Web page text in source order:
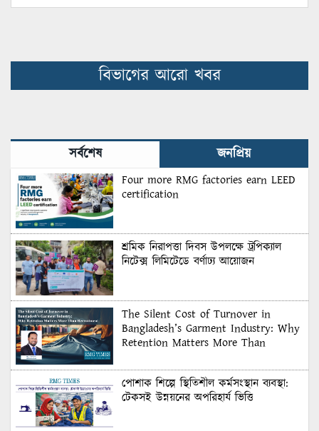
বিভাগের আরো খবর
সর্বশেষ জনপ্রিয়
Four more RMG factories earn LEED
certification
শ্রমিক নিরাপত্তা দিবস উপলক্ষে ট্রপিক্যাল
নিটেক্স লিমিটেডে বর্ণাঢ্য আয়োজন
The Silent Cost of Turnover in
Bangladesh’s Garment Industry: Why
Retention Matters More Than
পোশাক শিল্পে স্থিতিশীল কর্মসংস্থান ব্যবস্থা:
টেকসই উন্নয়নের অপরিহার্য ভিত্তি